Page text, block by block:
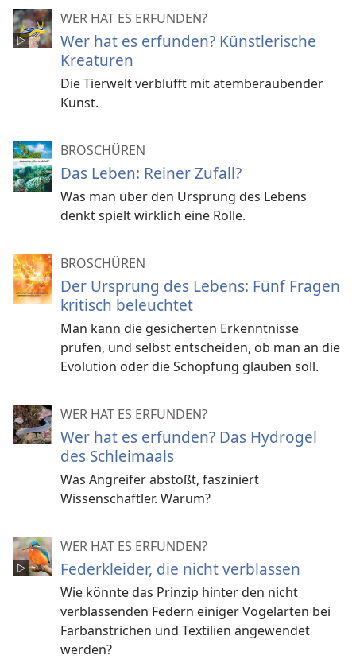
WER HAT ES ERFUNDEN?
Wer hat es erfunden? Künstlerische
Kreaturen
Die Tierwelt verblüfft mit atemberaubender
Kunst.
BROSCHÜREN
Das Leben: Reiner Zufall?
Was man über den Ursprung des Lebens
denkt spielt wirklich eine Rolle.
BROSCHÜREN
Der Ursprung des Lebens: Fünf Fragen
kritisch beleuchtet
Man kann die gesicherten Erkenntnisse
prüfen, und selbst entscheiden, ob man an die
Evolution oder die Schöpfung glauben soll.
WER HAT ES ERFUNDEN?
Wer hat es erfunden? Das Hydrogel
des Schleimaals
Was Angreifer abstößt, fasziniert
Wissenschaftler. Warum?
WER HAT ES ERFUNDEN?
Federkleider, die nicht verblassen
Wie könnte das Prinzip hinter den nicht
verblassenden Federn einiger Vogelarten bei
Farbanstrichen und Textilien angewendet
werden?